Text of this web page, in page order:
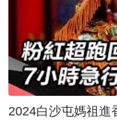
2024白沙屯媽祖進